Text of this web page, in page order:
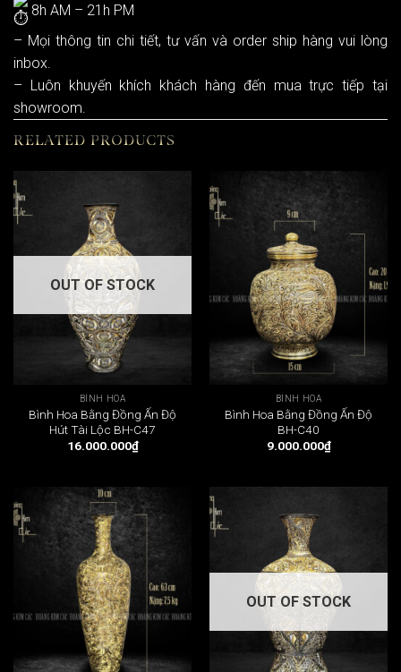
8h AM – 21h PM
– Mọi thông tin chi tiết, tư vấn và order ship hàng vui lòng
inbox.
– Luôn khuyến khích khách hàng đến mua trực tiếp tại
showroom.
RELATED PRODUCTS
OUT OF STOCK
BÌNH HOA
Bình Hoa Bằng Đồng Ấn Độ
Hút Tài Lộc BH-C47
16.000.000₫
BÌNH HOA
Bình Hoa Bằng Đồng Ấn Độ
BH-C40
9.000.000₫
OUT OF STOCK